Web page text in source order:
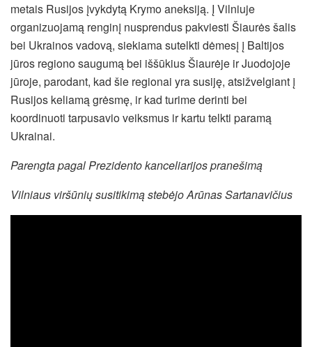
metais Rusijos įvykdytą Krymo aneksiją. Į Vilniuje
organizuojamą renginį nusprendus pakviesti Šiaurės šalis
bei Ukrainos vadovą, siekiama sutelkti dėmesį į Baltijos
jūros regiono saugumą bei iššūkius Šiaurėje ir Juodojoje
jūroje, parodant, kad šie regionai yra susiję, atsižvelgiant į
Rusijos keliamą grėsmę, ir kad turime derinti bei
koordinuoti tarpusavio veiksmus ir kartu telkti paramą
Ukrainai.
Parengta pagal Prezidento kanceliarijos pranešimą
Vilniaus viršūnių susitikimą stebėjo Arūnas Sartanavičius